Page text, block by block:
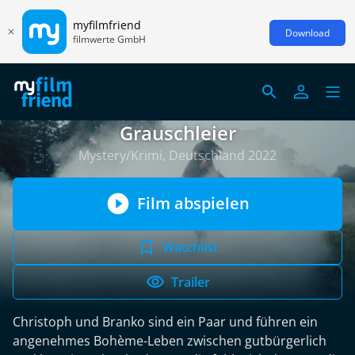
myfilmfriend
filmwerte GmbH Download
Grauschleier
Mystery/Krimi, Deutschland 2022
Film abspielen
Watchlist
Trailer
Christoph und Branko sind ein Paar und führen ein
angenehmes Bohème-Leben zwischen gutbürgerlich